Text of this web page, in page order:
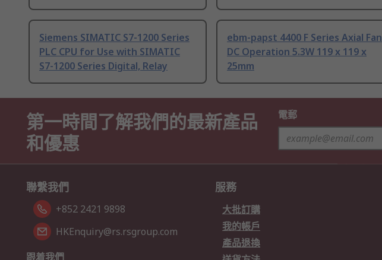
Siemens SIMATIC S7-1200 Series
PLC CPU for Use with SIMATIC
S7-1200 Series Digital, Relay
ebm-papst 4400 F Series Axial Fan
DC Operation 5.3W 119 x 119 x
25mm
第一時間了解我們的最新產品
和優惠
電郵
聯繫我們
+852 2421 9898
HKEnquiry@rs.rsgroup.com
跟着我們
服務
大批訂購
我的帳戶
產品退換